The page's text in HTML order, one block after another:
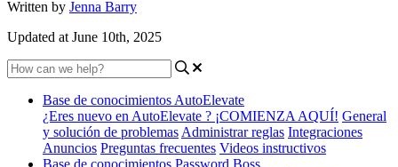
Written by Jenna Barry
Updated at June 10th, 2025
Base de conocimientos AutoElevate
¿Eres nuevo en AutoElevate ? ¡COMIENZA AQUÍ! General
y solución de problemas Administrar reglas Integraciones
Anuncios Preguntas frecuentes Videos instructivos
Base de conocimientos Password Boss